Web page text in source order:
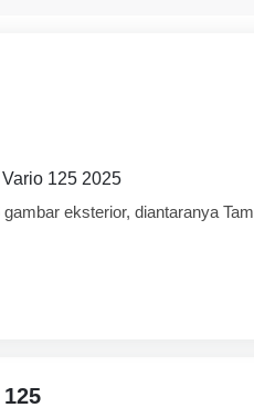
125 2025
eksterior, diantaranya